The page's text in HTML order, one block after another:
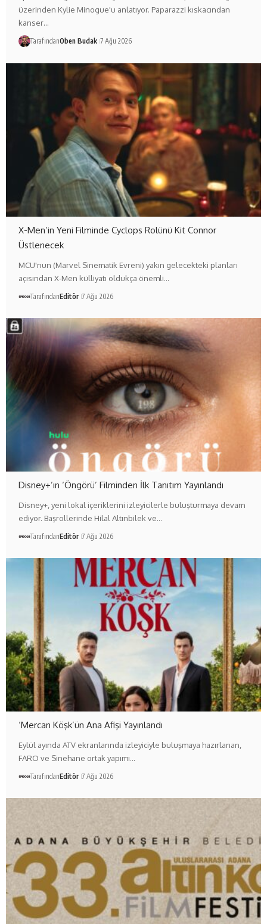
üzerinden Kylie Minogue'u anlatıyor. Paparazzi kıskacından
kanser…
TarafındanOben Budak 7 Ağu 2026
X-Men’in Yeni Filminde Cyclops Rolünü Kit Connor
Üstlenecek
MCU'nun (Marvel Sinematik Evreni) yakın gelecekteki planları
açısından X-Men külliyatı oldukça önemli…
TarafındanEditör 7 Ağu 2026
Disney+’ın ‘Öngörü’ Filminden İlk Tanıtım Yayınlandı
Disney+, yeni lokal içeriklerini izleyicilerle buluşturmaya devam
ediyor. Başrollerinde Hilal Altınbilek ve…
TarafındanEditör 7 Ağu 2026
‘Mercan Köşk’ün Ana Afişi Yayınlandı
Eylül ayında ATV ekranlarında izleyiciyle buluşmaya hazırlanan,
FARO ve Sinehane ortak yapımı…
TarafındanEditör 7 Ağu 2026